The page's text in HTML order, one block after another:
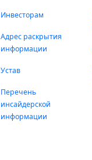
Инвесторам
Адрес раскрытия
информации
Устав
Перечень
инсайдерской
информации